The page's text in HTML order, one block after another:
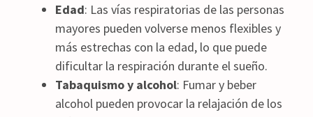
Edad: Las vías respiratorias de las personas
mayores pueden volverse menos flexibles y
más estrechas con la edad, lo que puede
dificultar la respiración durante el sueño.
Tabaquismo y alcohol: Fumar y beber
alcohol pueden provocar la relajación de los